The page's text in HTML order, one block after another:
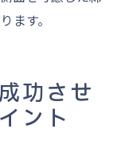
ます。
功させ
ント